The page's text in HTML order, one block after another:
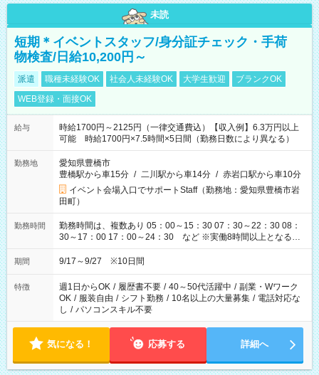
未読
短期＊イベントスタッフ/身分証チェック・手荷
物検査/日給10,200円～
派遣 職種未経験OK 社会人未経験OK 大学生歓迎
ブランクOK
WEB登録・面接OK
給与
時給1700円～2125円（一律交通費込）【収入例】6.3万円以上
可能 時給1700円×7.5時間×5日間（勤務日数により異なる）
勤務地
愛知県豊橋市
豊橋駅から車15分 / 二川駅から車14分 / 赤岩口駅から車10分
イベント会場入口でサポートStaff（勤務地：愛知県豊橋市岩
田町）
勤務時間
勤務時間は、複数あり 05：00～15：30 07：30～22：30 08：
30～17：00 17：00～24：30 など ※実働8時間以上となる勤
務もあります。 【休憩】60分+他休憩あり 交替で取得します。
安全面に配慮しこまめな休憩があります。
期間 9/17～9/27 ※10日間
特徴 週1日からOK / 履歴書不要 / 40～50代活躍中 / 副業・Wワーク
OK / 服装自由 / シフト勤務 / 10名以上の大量募集 / 電話対応な
し / パソコンスキル不要
気になる！ 応募する 詳細へ